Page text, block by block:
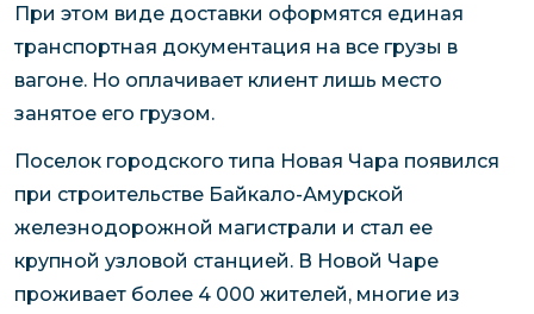
При этом виде доставки оформятся единая
транспортная документация на все грузы в
вагоне. Но оплачивает клиент лишь место
занятое его грузом.
Поселок городского типа Новая Чара появился
при строительстве Байкало-Амурской
железнодорожной магистрали и стал ее
крупной узловой станцией. В Новой Чаре
проживает более 4 000 жителей, многие из